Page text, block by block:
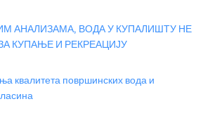
АНАЛИЗАМА, ВОДА У КУПАЛИШТУ НЕ
КУПАЊЕ И РЕКРЕАЦИЈУ
квалитета површинских вода и